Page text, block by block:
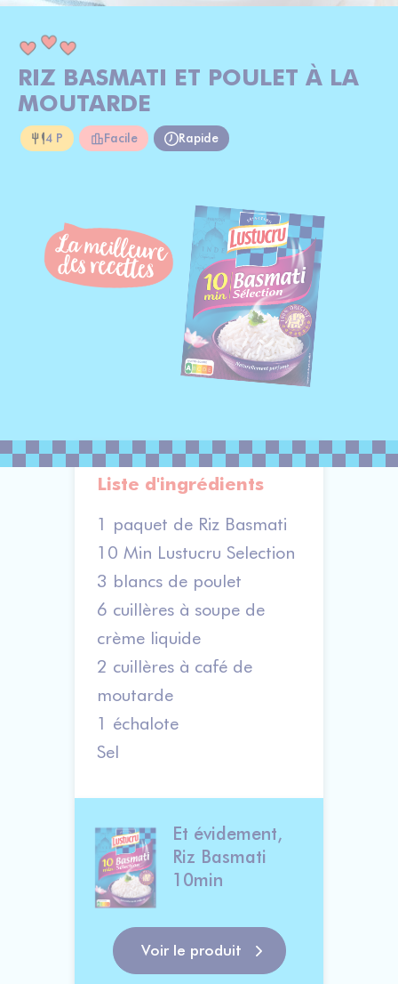
RIZ BASMATI ET POULET À LA
MOUTARDE
4 P Facile Rapide
Liste d'ingrédients
1 paquet de Riz Basmati
10 Min Lustucru Selection
3 blancs de poulet
6 cuillères à soupe de
crème liquide
2 cuillères à café de
moutarde
1 échalote
Sel
Et évidement,
Riz Basmati
10min
Voir le produit